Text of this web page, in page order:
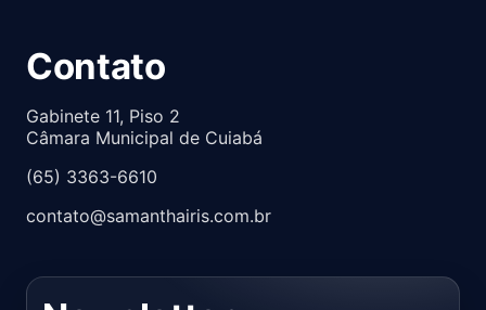
Contato
Gabinete 11, Piso 2
Câmara Municipal de Cuiabá
(65) 3363-6610
contato@samanthairis.com.br